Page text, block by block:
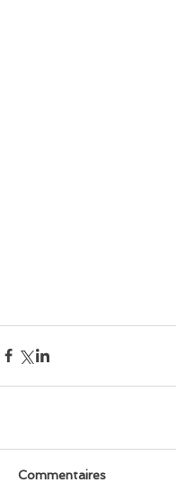
Commentaires